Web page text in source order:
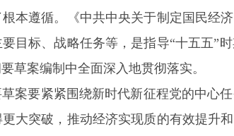
本遵循。《中共中央关于制定国民经
目标、战略任务等，是指导“十五五”
草案编制中全面深入地贯彻落实。
案要紧紧围绕新时代新征程党的中心
大突破，推动经济实现质的有效提升